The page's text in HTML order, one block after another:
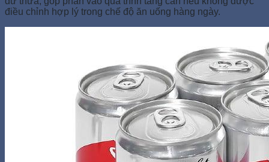
điều chỉnh hợp lý trong chế độ ăn uống hàng ngày.